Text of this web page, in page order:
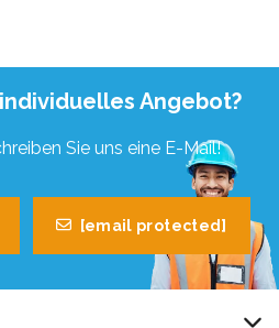
Angebot?
Sie uns eine E-Mail!
[email protected]